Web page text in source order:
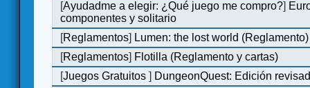
[Ayudadme a elegir: ¿Qué juego me compro?]
componentes y solitario
[Reglamentos] Lumen: the lost world (Reglamento)
[Reglamentos] Flotilla (Reglamento y cartas)
[Juegos Gratuitos] DungeonQuest: Edición